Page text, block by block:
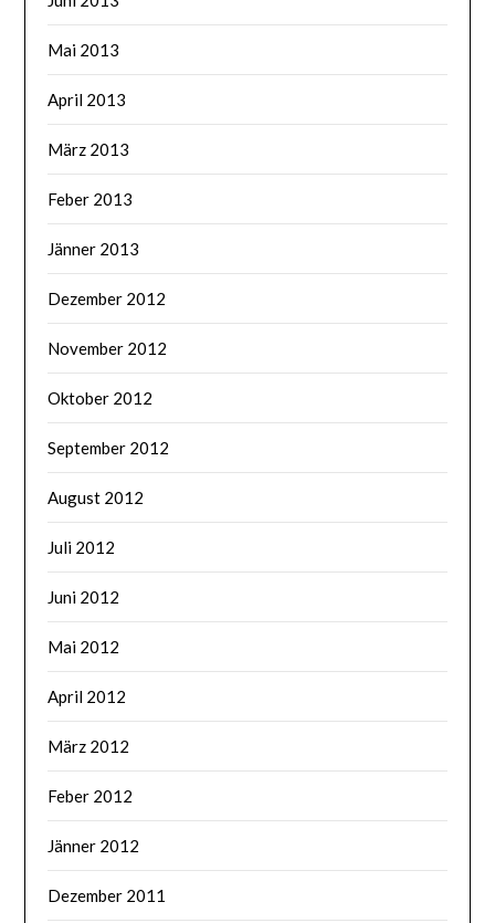
Mai 2013
April 2013
März 2013
Feber 2013
Jänner 2013
Dezember 2012
November 2012
Oktober 2012
September 2012
August 2012
Juli 2012
Juni 2012
Mai 2012
April 2012
März 2012
Feber 2012
Jänner 2012
Dezember 2011